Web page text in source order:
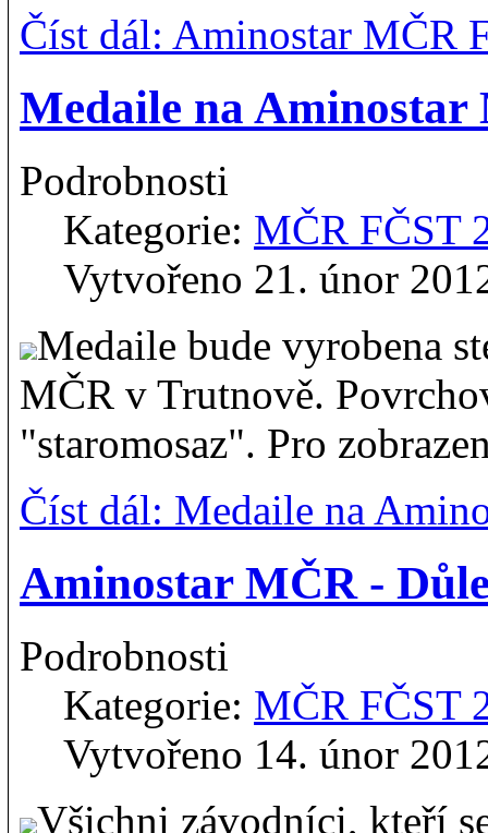
Číst dál: Aminostar MČR
Medaile na Aminostar
Podrobnosti
Kategorie: MČR FČST
Vytvořeno 21. únor
Medaile bude vyrobena
MČR v Trutnově.
"staromosaz". Pro
Číst dál: Medaile na
Aminostar MČR -
Podrobnosti
Kategorie: MČR FČST
Vytvořeno 14. únor
Všichni závodníci, kteří